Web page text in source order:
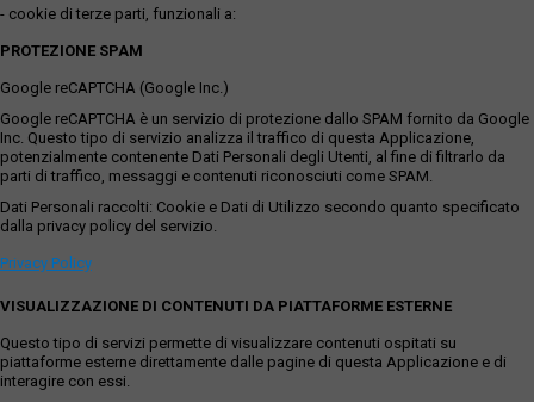
- cookie di terze parti, funzionali a:
PROTEZIONE SPAM
Google reCAPTCHA (Google Inc.)
Google reCAPTCHA è un servizio di protezione dallo SPAM fornito da Google
Inc. Questo tipo di servizio analizza il traffico di questa Applicazione,
potenzialmente contenente Dati Personali degli Utenti, al fine di filtrarlo da
parti di traffico, messaggi e contenuti riconosciuti come SPAM.
Dati Personali raccolti: Cookie e Dati di Utilizzo secondo quanto specificato
dalla privacy policy del servizio.
Privacy Policy
VISUALIZZAZIONE DI CONTENUTI DA PIATTAFORME ESTERNE
Questo tipo di servizi permette di visualizzare contenuti ospitati su
piattaforme esterne direttamente dalle pagine di questa Applicazione e di
interagire con essi.